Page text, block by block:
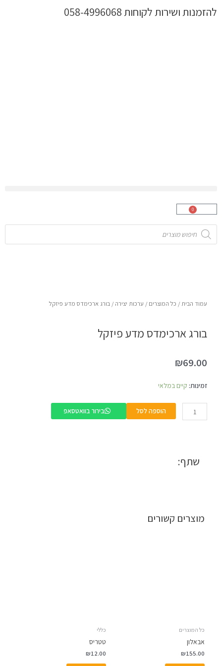
לתוכןלהזמנות ושירות לקוחות 058-4996068
0
עגלת
Products
search
עמוד הבית / כל המוצרים / ערכות יצירה / בורג ארכימדס מדע פיזקל
בורג ארכימדס מדע פיזקל
₪69.00
זמינות: קיים במלאי
כמות
ארכימדס
הוספה לסל בירור בוואטסאפ
שתף:
מוצרים קשורים
כל המוצרים
אבאלון
₪155.00
כללי
טטריס
₪12.00